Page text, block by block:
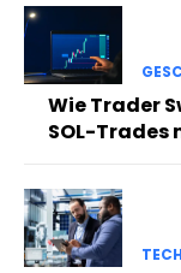
Wie Trader
SOL-Trades